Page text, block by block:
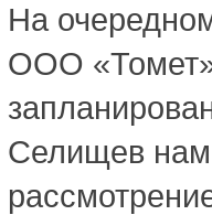
На
ООО
Селищев